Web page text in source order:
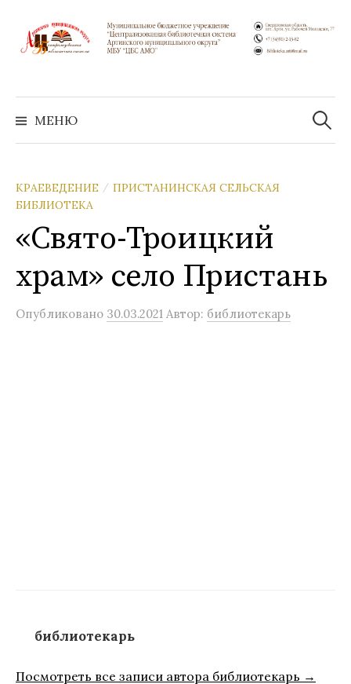
содержимому
МЕНЮ
Найти:
КРАЕВЕДЕНИЕ / ПРИСТАНИНСКАЯ СЕЛЬСКАЯ
БИБЛИОТЕКА
«Свято-Троицкий
храм» село Пристань
Опубликовано 30.03.2021 Автор: библиотекарь
библиотекарь
Посмотреть все записи автора библиотекарь →